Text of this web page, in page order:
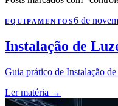
EQUIPAMENTOS6 de
Instalação de
Guia prático de Instalação
Ler matéria →